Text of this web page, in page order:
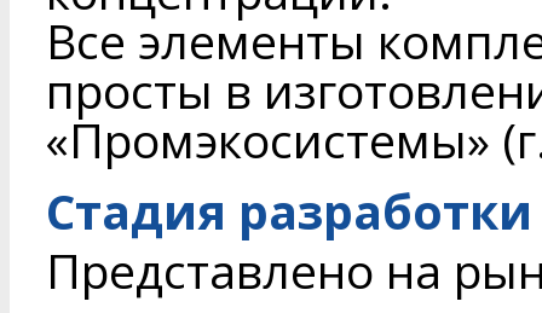
Все элементы
просты в
«Промэкосистемы»
Стадия разработки
Представлено на